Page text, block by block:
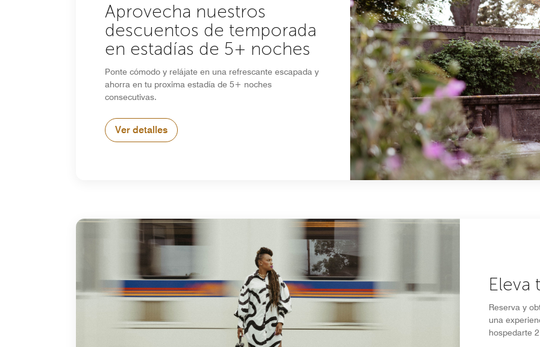
Aprovecha nuestros
descuentos de temporada
en estadías de 5+ noches
Ponte cómodo y relájate en una refrescante escapada y
ahorra en tu proxima estadía de 5+ noches
consecutivas.
Ver detalles
Eleva
Reserva y
una
hospedarte